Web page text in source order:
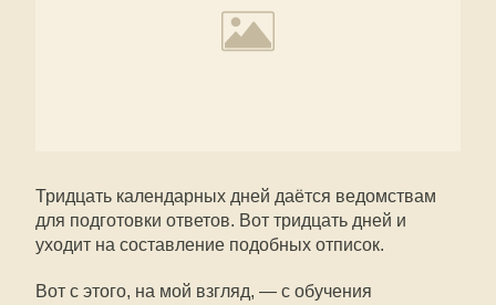
Тридцать календарных дней даётся ведомствам
для подготовки ответов. Вот тридцать дней и
уходит на составление подобных отписок.
Вот с этого, на мой взгляд, — с обучения